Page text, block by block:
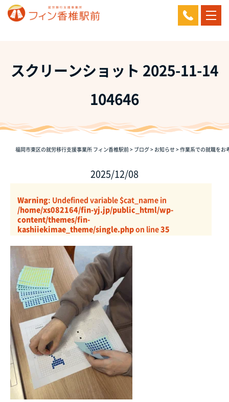
スクリーンショット 2025-11-14
104646
福岡市東区の就労移行支援事業所 フィン香椎駅前> ブログ> お知らせ> 作業系での就職をお
2025/12/08
Warning: Undefined variable $cat_name in
/home/xs082164/fin-yj.jp/public_html/wp-
content/themes/fin-
kashiiekimae_theme/single.phpon line35